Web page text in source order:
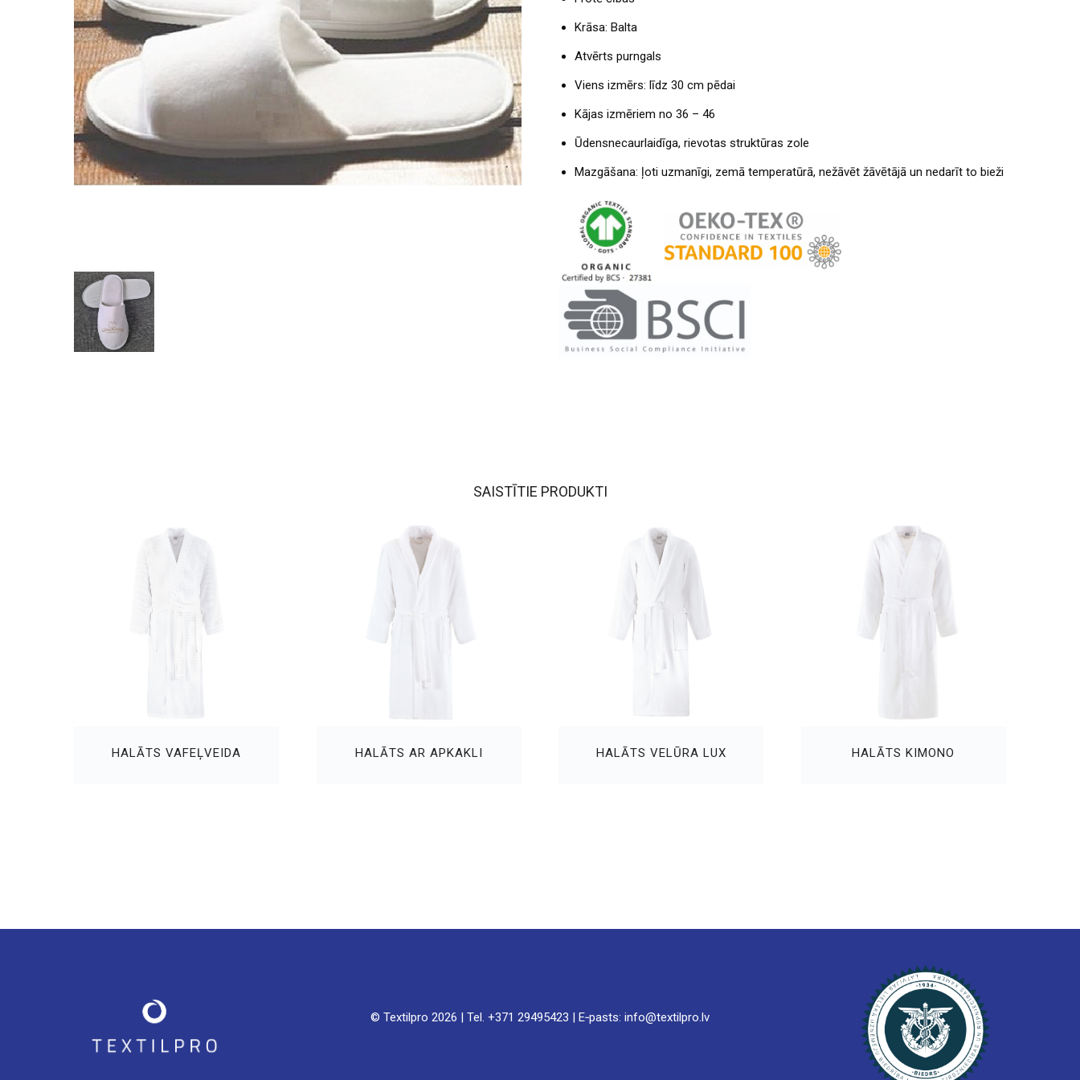
Krāsa: Balta
Atvērts purngals
Viens izmērs: līdz 30 cm pēdai
Kājas izmēriem no 36 – 46
Ūdensnecaurlaidīga, rievotas struktūras zole
Mazgāšana: ļoti uzmanīgi, zemā temperatūrā, nežāvēt žāvētājā un nedarīt to bieži
SAISTĪTIE PRODUKTI
HALĀTS VAFEĻVEIDA HALĀTS AR APKAKLI HALĀTS VELŪRA LUX HALĀTS KIMONO
© Textilpro 2026 | Tel. +371 29495423 | E‑pasts: info@textilpro.lv